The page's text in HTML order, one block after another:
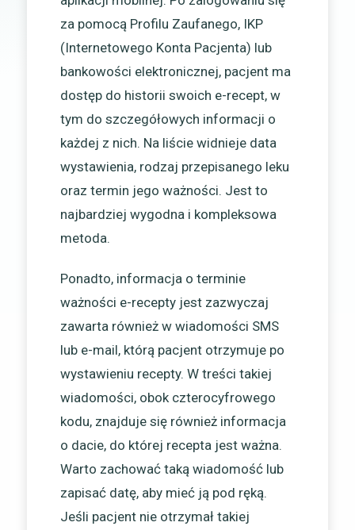
za pomocą Profilu Zaufanego, IKP
(Internetowego Konta Pacjenta) lub
bankowości elektronicznej, pacjent ma
dostęp do historii swoich e-recept, w
tym do szczegółowych informacji o
każdej z nich. Na liście widnieje data
wystawienia, rodzaj przepisanego leku
oraz termin jego ważności. Jest to
najbardziej wygodna i kompleksowa
metoda.
Ponadto, informacja o terminie
ważności e-recepty jest zazwyczaj
zawarta również w wiadomości SMS
lub e-mail, którą pacjent otrzymuje po
wystawieniu recepty. W treści takiej
wiadomości, obok czterocyfrowego
kodu, znajduje się również informacja
o dacie, do której recepta jest ważna.
Warto zachować taką wiadomość lub
zapisać datę, aby mieć ją pod ręką.
Jeśli pacjent nie otrzymał takiej